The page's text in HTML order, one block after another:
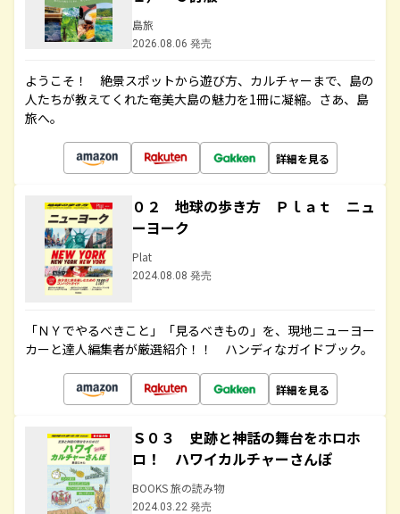
島旅
2026.08.06 発売
ようこそ！ 絶景スポットから遊び方、カルチャーまで、島の
人たちが教えてくれた奄美大島の魅力を1冊に凝縮。さあ、島
旅へ。
詳細を見る
０２ 地球の歩き方 Ｐｌａｔ ニュ
ーヨーク
Plat
2024.08.08 発売
「ＮＹでやるべきこと」「見るべきもの」を、現地ニューヨー
カーと達人編集者が厳選紹介！！ ハンディなガイドブック。
詳細を見る
Ｓ０３ 史跡と神話の舞台をホロホ
ロ！ ハワイカルチャーさんぽ
BOOKS 旅の読み物
2024.03.22 発売